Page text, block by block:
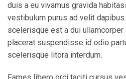
duis a eu vivamus gravida
vestibulum purus ad velit
scelerisque est a dui
placerat suspendisse id odio
scelerisque litora interdum.